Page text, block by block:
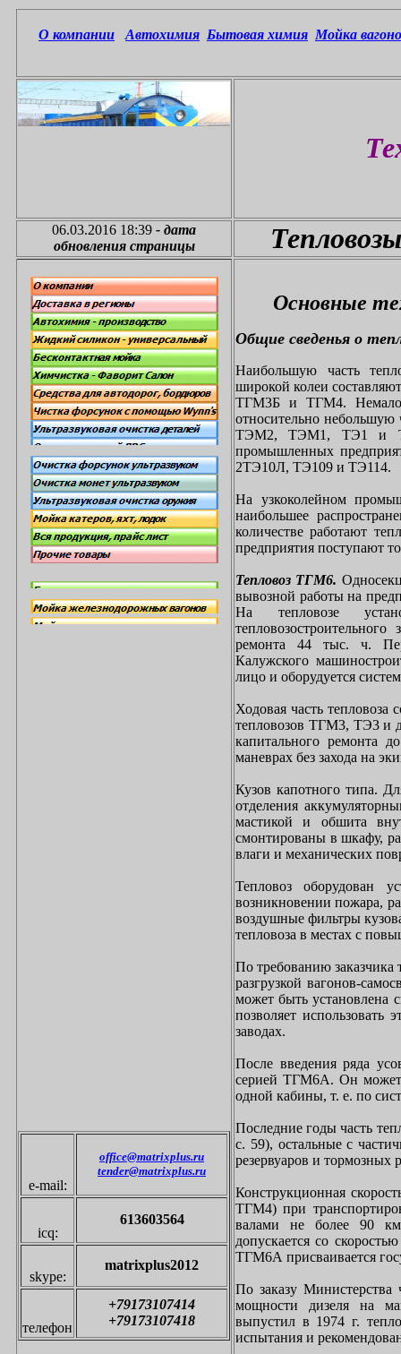
О компании Автохимия Бытовая химия Мойка
06.03.2016 18:39 - дата
обновления страницы
e-mail:
office@matrixplus.ru
tender@matrixplus.ru
icq:
613603564
skype:
matrixplus2012
телефон
+79173107414
+79173107418
Основные
Общие сведенья о
Наибольшую часть
широкой колеи
ТГМ3Б и ТГМ4.
относительно
ТЭМ2, ТЭМ1, ТЭ1 и
промышленных
2ТЭ10Л, ТЭ109 и ТЭ114.
На узкоколейном
наибольшее
количестве работают
предприятия поступают
Тепловоз ТГМ6.
вывозной работы на
На тепловозе
ремонта 44 тыс. ч.
Калужского
лицо и оборудуется
Ходовая часть тепловоза
тепловозов ТГМ3, ТЭ3 и
капитального ремонта
маневрах без захода на
Кузов капотного типа.
отделения
мастикой и обшита
смонтированы в шкафу,
влаги и механических
Тепловоз оборудован
возникновении пожара,
воздушные фильтры
тепловоза в местах с
По требованию заказчика
разгрузкой вагонов-
может быть установлена
позволяет использовать
заводах.
После введения ряда
серией ТГМ6А. Он может
одной кабины, т. е. по
Последние годы часть
с. 59), остальные с
резервуаров и тормозных
Конструкционная
ТГМ4) при
валами не более 90 км/
допускается со
ТГМ6А присваивается
По заказу
мощности дизеля на
выпустил в 1974 г.
испытания и